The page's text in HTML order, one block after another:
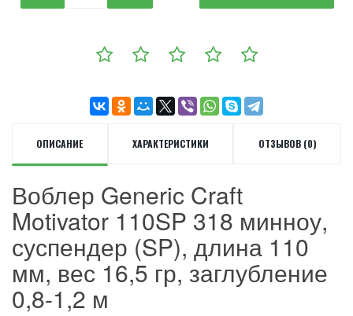
ОПИСАНИЕ ХАРАКТЕРИСТИКИ ОТЗЫВОВ (0)
Воблер Generic Craft
Motivator 110SP 318 минноу,
суспендер (SP), длина 110
мм, вес 16,5 гр, заглубление
0,8-1,2 м